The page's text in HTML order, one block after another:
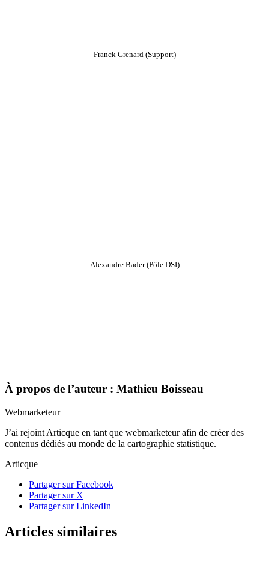
Franck Grenard (Support)
Alexandre Bader (Pôle DSI)
À propos de l’auteur : Mathieu Boisseau
Webmarketeur
J’ai rejoint Articque en tant que webmarketeur afin de créer des
contenus dédiés au monde de la cartographie statistique.
Articque
Partager sur Facebook
Partager sur X
Partager sur LinkedIn
Articles similaires